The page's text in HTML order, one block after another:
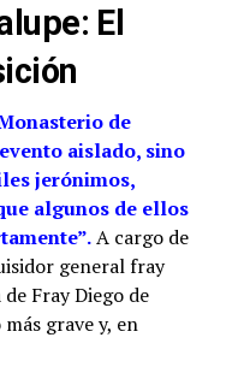
El
de
aislado, sino
jerónimos,
algunos de ellos
A cargo de
general fray
Fray Diego de
grave y, en